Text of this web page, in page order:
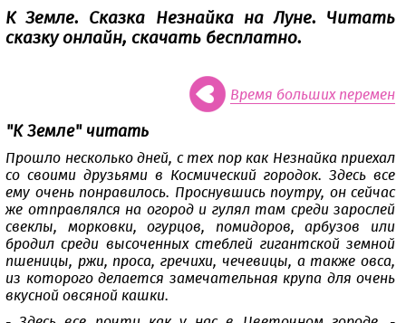
К Земле. Сказка Незнайка на Луне. Читать
сказку онлайн, скачать бесплатно.
Время больших перемен
"К Земле" читать
Прошло несколько дней, с тех пор как Незнайка приехал
со своими друзьями в Космический городок. Здесь все
ему очень понравилось. Проснувшись поутру, он сейчас
же отправлялся на огород и гулял там среди зарослей
свеклы, морковки, огурцов, помидоров, арбузов или
бродил среди высоченных стеблей гигантской земной
пшеницы, ржи, проса, гречихи, чечевицы, а также овса,
из которого делается замечательная крупа для очень
вкусной овсяной кашки.